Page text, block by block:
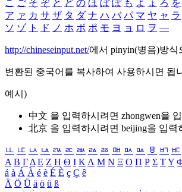
こ ご そ ぞ と ど の ほ ぼ ぽ も よ ょ ろ を
ア ァ カ サ ザ タ ダ ナ ハ バ パ マ ヤ ャ ラ
ソ ゾ ト ド ノ ホ ボ ポ モ ヨ ョ ロ ヲ ―
http://chineseinput.net/에서 pinyin(병음)방
변환된 중국어를 복사하여 사용하시면 됩
예시)
中文 을 입력하시려면 zhongwen을
北京 을 입력하시려면 beijing을 입력
ㅥ ㅦ ㅧ ㅨ ㅩ ㅪ ㅫ ㅬ ㅭ ㅮ ㅯ ㅰ ㅱ ㅲ ㅳ
Α Β ΓΔ Ε Ζ Η Θ Ι ΚΛ Μ Ν Ξ Ο Π Ρ Σ ΤΥ
á à Á À é è É È ç Ç ê
Ä Ö Ü ä ö ü ß